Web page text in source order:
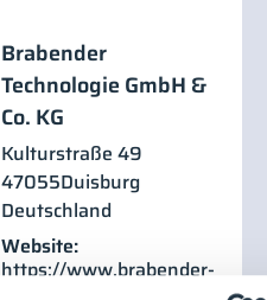
Brabender
Technologie GmbH &
Co. KG
Kulturstraße 49
47055Duisburg
Deutschland
Website:
https://www.brabender-